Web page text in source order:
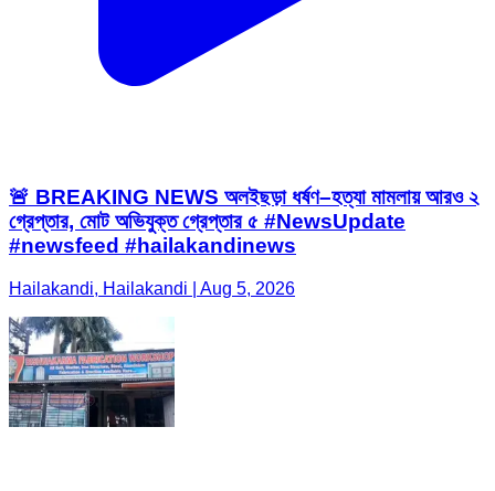
🚨 BREAKING NEWS অলইছড়া ধর্ষণ–হত্যা মামলায় আরও ২
গ্রেপ্তার, মোট অভিযুক্ত গ্রেপ্তার ৫ #NewsUpdate
#newsfeed #hailakandinews
Hailakandi, Hailakandi | Aug 5, 2026